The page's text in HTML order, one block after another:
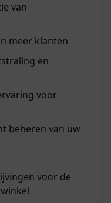
van
meer klanten
en
voor
beheren van uw
voor de